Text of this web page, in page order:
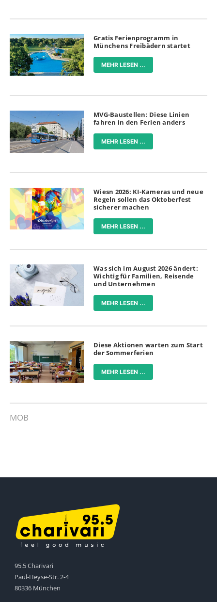
Gratis Ferienprogramm in
Münchens Freibädern startet
MEHR LESEN ...
MVG-Baustellen: Diese Linien
fahren in den Ferien anders
MEHR LESEN ...
Wiesn 2026: KI-Kameras und neue
Regeln sollen das Oktoberfest
sicherer machen
MEHR LESEN ...
Was sich im August 2026 ändert:
Wichtig für Familien, Reisende
und Unternehmen
MEHR LESEN ...
Diese Aktionen warten zum Start
der Sommerferien
MEHR LESEN ...
MOB
95.5 Charivari
Paul-Heyse-Str. 2-4
80336 München